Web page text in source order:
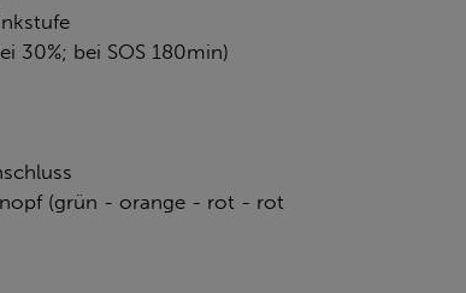
30%; bei SOS 180min)
(grün - orange - rot - rot